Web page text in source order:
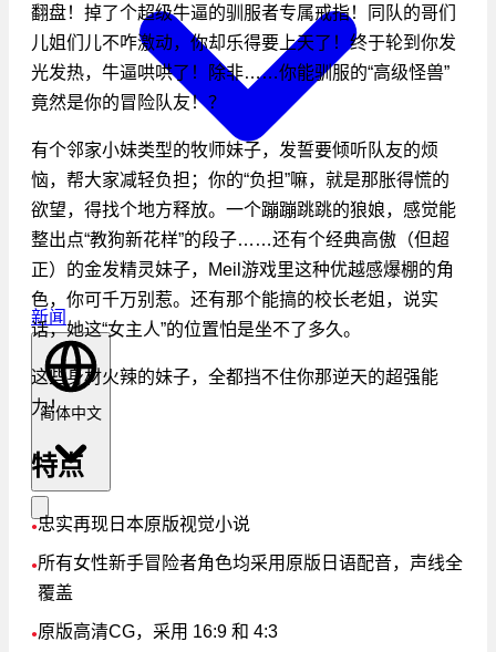
新闻
简体中文
翻盘！掉了个超级牛逼的驯服者专属戒指！同队的哥们
儿姐们儿不咋激动，你却乐得要上天了！终于轮到你发
光发热，牛逼哄哄了！除非……你能驯服的“高级怪兽”
竟然是你的冒险队友！？
有个邻家小妹类型的牧师妹子，发誓要倾听队友的烦
恼，帮大家减轻负担；你的“负担”嘛，就是那胀得慌的
欲望，得找个地方释放。一个蹦蹦跳跳的狼娘，感觉能
整出点“教狗新花样”的段子……还有个经典高傲（但超
正）的金发精灵妹子，Meil游戏里这种优越感爆棚的角
色，你可千万别惹。还有那个能搞的校长老姐，说实
话，她这“女主人”的位置怕是坐不了多久。
这些身材火辣的妹子，全都挡不住你那逆天的超强能
力！
特点
●忠实再现日本原版视觉小说
●所有女性新手冒险者角色均采用原版日语配音，声线全
覆盖
●原版高清CG，采用 16:9 和 4:3